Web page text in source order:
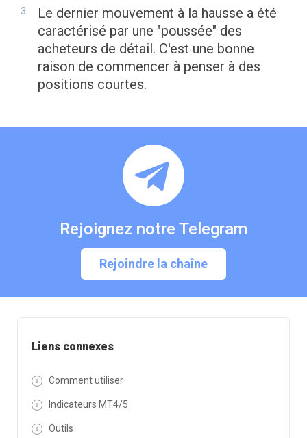
Liens connexes
Comment utiliser
Indicateurs MT4/5
Outils
Le dernier mouvement à la hausse a été
caractérisé par une "poussée" des
acheteurs de détail. C'est une bonne
raison de commencer à penser à des
positions courtes.
Rejoignez notre Telegram
Rejoindre la chaîne